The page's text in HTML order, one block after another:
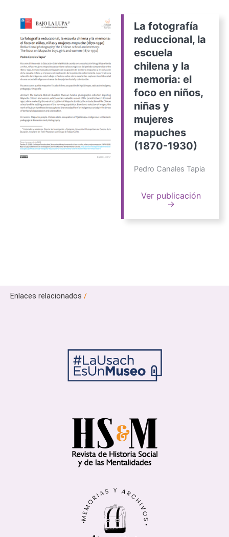
La fotografía
reduccional, la
escuela
chilena y la
memoria: el
foco en niños,
niñas y
mujeres
mapuches
(1870-1930)
Pedro Canales Tapia
Ver publicación
→
Enlaces relacionados /